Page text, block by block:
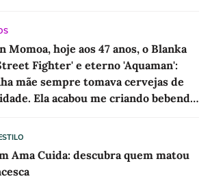
Momoa, hoje aos 47 anos, o Blanka
Fighter' e eterno 'Aquaman':
mãe sempre tomava cervejas de
Ela acabou me criando bebendo
Ama Cuida: descubra quem matou